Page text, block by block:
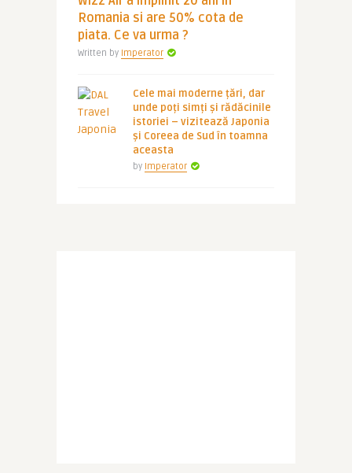
Romania si are 50% cota de
piata. Ce va urma ?
Written by Imperator
Cele mai moderne țări, dar
unde poți simți și rădăcinile
istoriei – vizitează Japonia
și Coreea de Sud în toamna
aceasta
by Imperator